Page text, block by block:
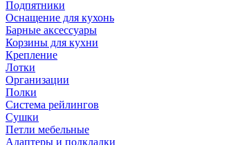
Подпятники
Оснащение для кухонь
Барные аксессуары
Корзины для кухни
Крепление
Лотки
Организации
Полки
Система рейлингов
Сушки
Петли мебельные
Адаптеры и подкладки